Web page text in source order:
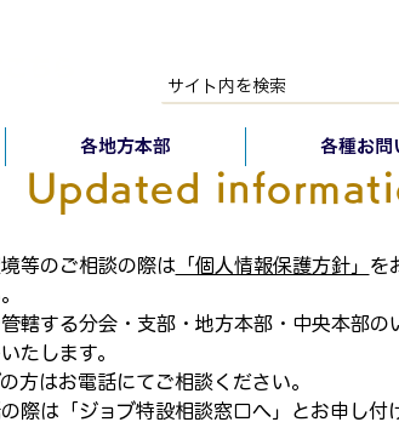
各地方本部 各種お問
Updated
等のご相談の際は 「個人情報保護方針」 を
轄する分会・支部・地方本部・中央本部の
たします。
方はお電話にてご相談ください。
際は「ジョブ特設相談窓口へ」とお申し付